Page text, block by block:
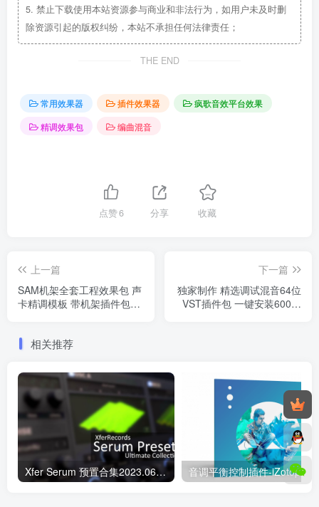
5. 禁止下载使用本站资源参与商业和非法行为，如用户未及时删
除资源引起的版权纠纷，本站不承担任何法律责任；
THE END
常用效果器 插件效果器
疯歌音效平台效果
精调效果包
编曲混音
点赞6 分享 收藏
上一篇
SAM机架全套工程效果包 声
卡精调模板 带机架插件包预
下一篇
独家制作 精选调试混音64位
VST插件包 一键安装600个
相关推荐
Xfer Serum 预置合集2023.06月版（2023.06.18新增）